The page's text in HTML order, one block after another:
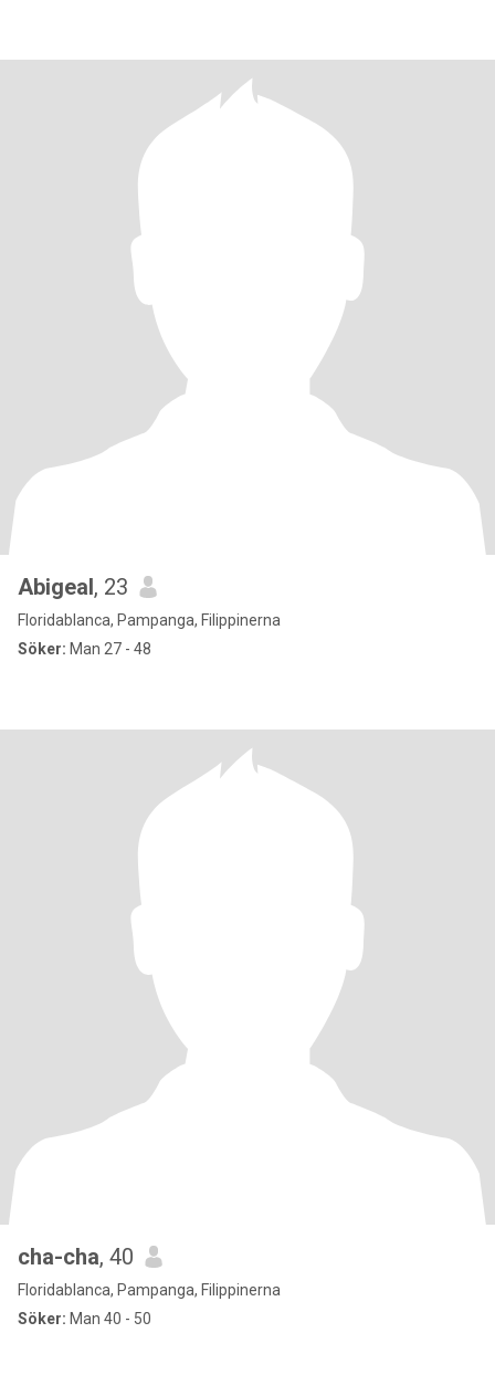
Abigeal, 23
Floridablanca, Pampanga, Filippinerna
Söker: Man 27 - 48
cha-cha, 40
Floridablanca, Pampanga, Filippinerna
Söker: Man 40 - 50